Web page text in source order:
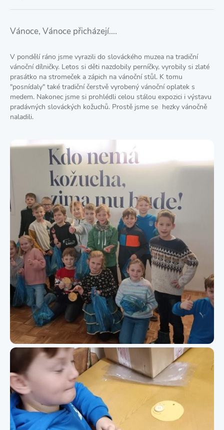
Vánoce, Vánoce přicházejí....
V pondělí ráno jsme vyrazili do slováckého muzea na tradiční
vánoční dílničky. Letos si děti nazdobily perníčky, vyrobily si zlaté
prasátko na stromeček a zápich na vánoční stůl. K tomu
"posnídaly" také tradiční čerstvě vyrobený vánoční oplatek s
medem. Nakonec jsme si prohlédli celou stálou expozici i výstavu
pradávných slováckých kožuchů. Prostě jsme se hezky vánočně
naladili.